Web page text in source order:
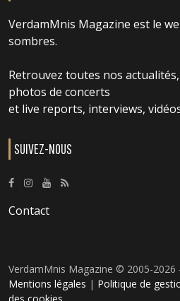
VerdamMnis Magazine est le
sombres.
Retrouvez toutes nos
photos de concerts
et live reports, interviews,
SUIVEZ-NOUS
Contact
VerdamMnis Magazine © 2005-
Mentions légales | Politique de